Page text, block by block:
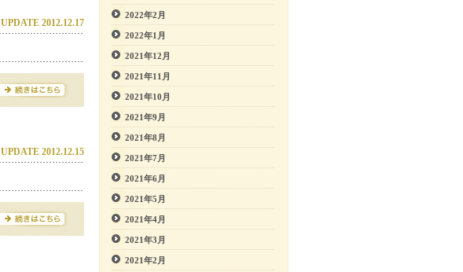
UPDATE 2012.12.17
UPDATE 2012.12.15
2022年2月
2022年1月
2021年12月
2021年11月
2021年10月
2021年9月
2021年8月
2021年7月
2021年6月
2021年5月
2021年4月
2021年3月
2021年2月